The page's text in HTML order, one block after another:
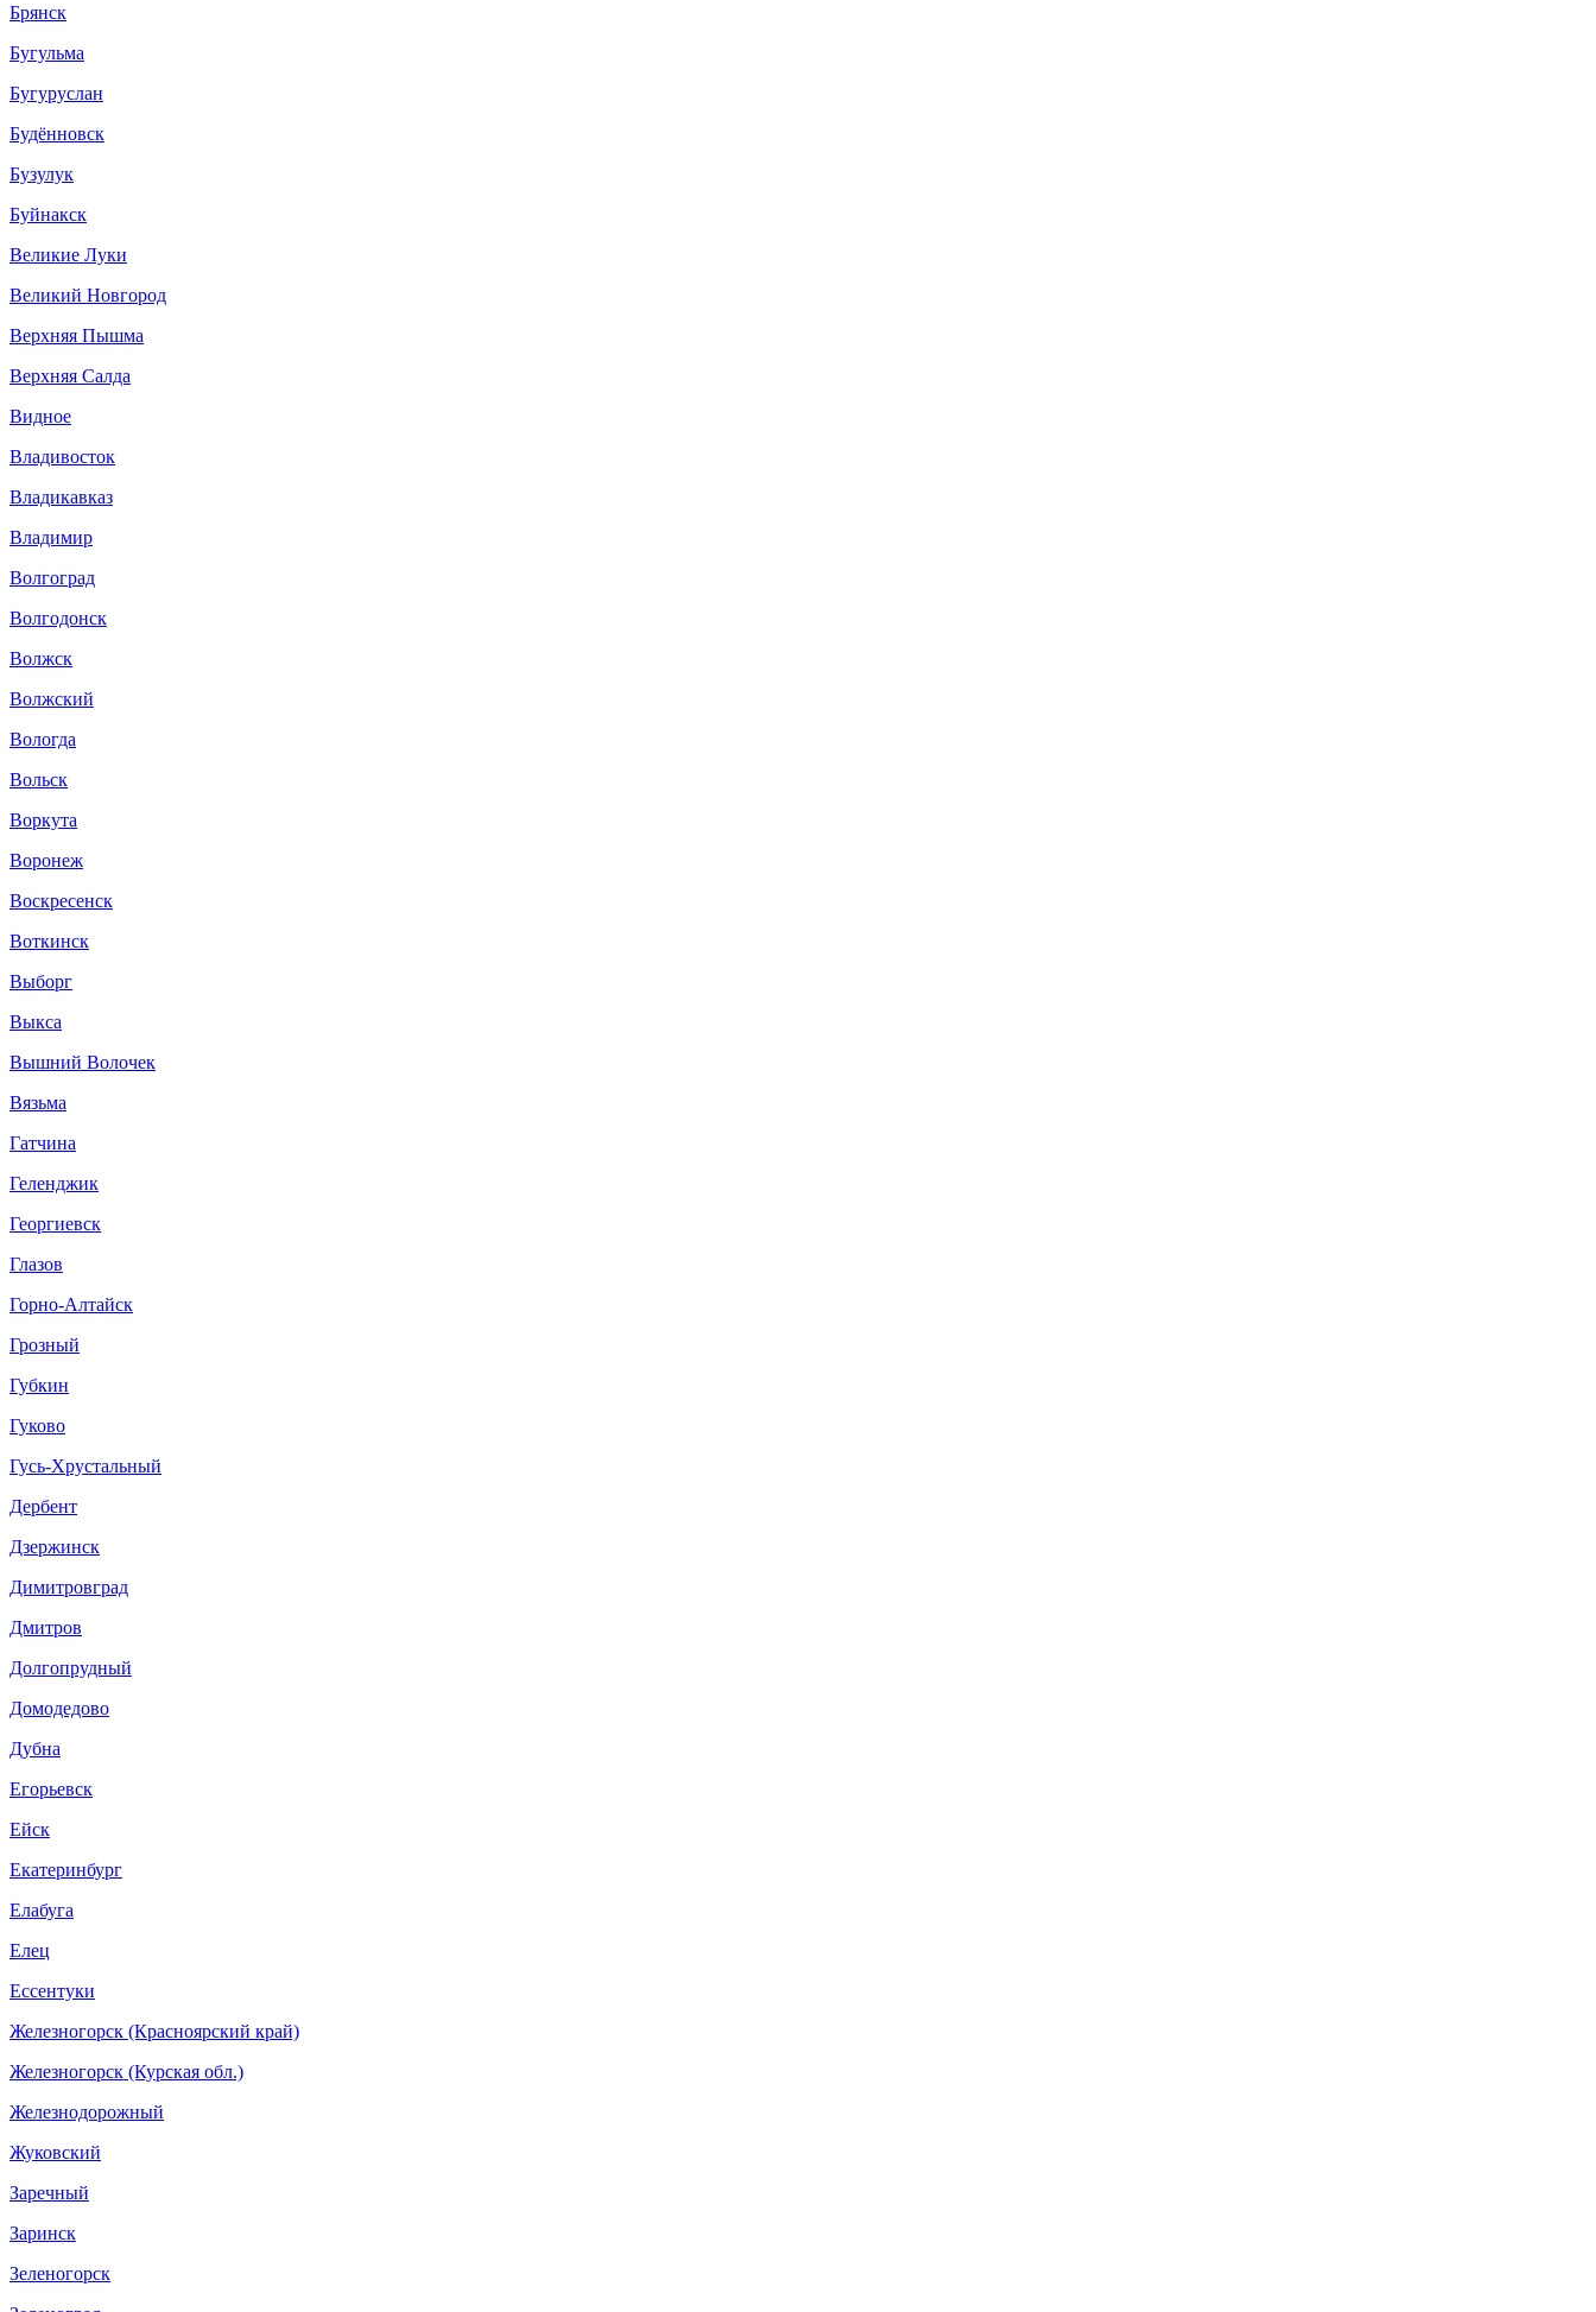
Брянск
Бугульма
Бугуруслан
Будённовск
Бузулук
Буйнакск
Великие Луки
Великий Новгород
Верхняя Пышма
Верхняя Салда
Видное
Владивосток
Владикавказ
Владимир
Волгоград
Волгодонск
Волжск
Волжский
Вологда
Вольск
Воркута
Воронеж
Воскресенск
Воткинск
Выборг
Выкса
Вышний Волочек
Вязьма
Гатчина
Геленджик
Георгиевск
Глазов
Горно-Алтайск
Грозный
Губкин
Гуково
Гусь-Хрустальный
Дербент
Дзержинск
Димитровград
Дмитров
Долгопрудный
Домодедово
Дубна
Егорьевск
Ейск
Екатеринбург
Елабуга
Елец
Ессентуки
Железногорск (Красноярский край)
Железногорск (Курская обл.)
Железнодорожный
Жуковский
Заречный
Заринск
Зеленогорск